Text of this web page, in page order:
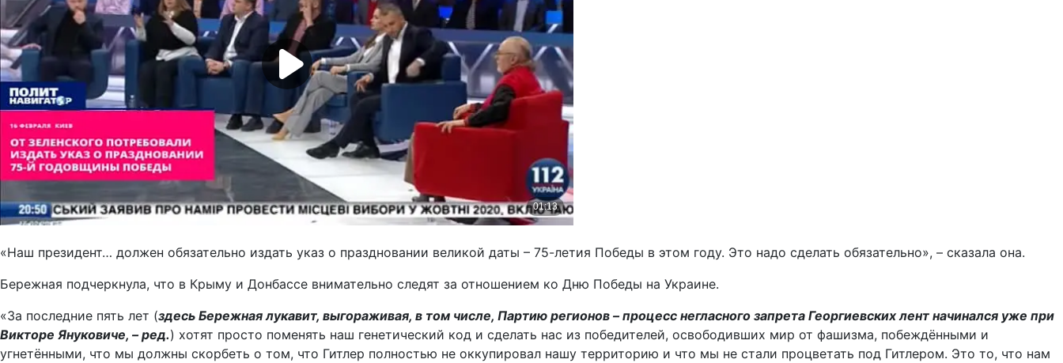
«Наш президент… должен обязательно издать указ о праздновании великой даты – 75-летия Победы в этом году. Это надо сделать обязательно», – сказала она.
Бережная подчеркнула, что в Крыму и Донбассе внимательно следят за отношением ко Дню Победы на Украине.
«За последние пять лет (здесь Бережная лукавит, выгораживая, в том числе, Партию регионов – процесс негласного запрета Георгиевских лент начинался уже при
Викторе Януковиче, – ред.) хотят просто поменять наш генетический код и сделать нас из победителей, освободивших мир от фашизма, побеждёнными и
угнетёнными, что мы должны скорбеть о том, что Гитлер полностью не оккупировал нашу территорию и что мы не стали процветать под Гитлером. Это то, что нам